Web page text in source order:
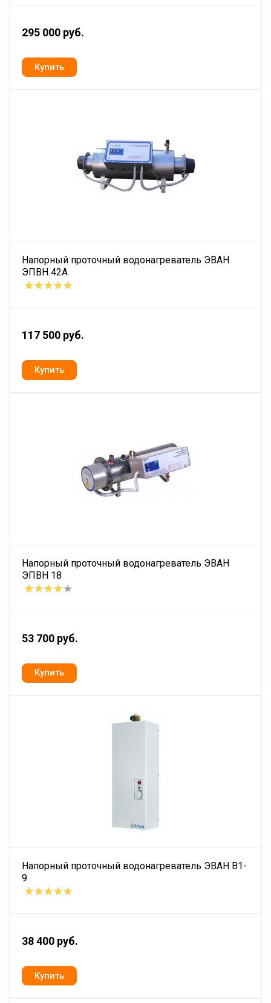
295 000 руб.
Напорный проточный водонагреватель ЭВАН
ЭПВН 42А
117 500 руб.
Напорный проточный водонагреватель ЭВАН
ЭПВН 18
53 700 руб.
Напорный проточный водонагреватель ЭВАН В1-
9
38 400 руб.